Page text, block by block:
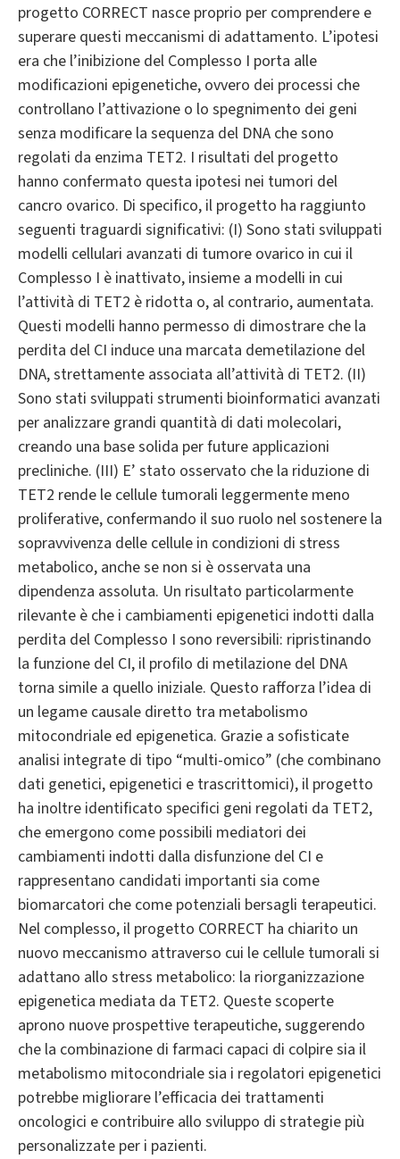
progetto CORRECT nasce proprio per comprendere e
superare questi meccanismi di adattamento. L’ipotesi
era che l’inibizione del Complesso I porta alle
modificazioni epigenetiche, ovvero dei processi che
controllano l’attivazione o lo spegnimento dei geni
senza modificare la sequenza del DNA che sono
regolati da enzima TET2. I risultati del progetto
hanno confermato questa ipotesi nei tumori del
cancro ovarico. Di specifico, il progetto ha raggiunto
seguenti traguardi significativi: (I) Sono stati sviluppati
modelli cellulari avanzati di tumore ovarico in cui il
Complesso I è inattivato, insieme a modelli in cui
l’attività di TET2 è ridotta o, al contrario, aumentata.
Questi modelli hanno permesso di dimostrare che la
perdita del CI induce una marcata demetilazione del
DNA, strettamente associata all’attività di TET2. (II)
Sono stati sviluppati strumenti bioinformatici avanzati
per analizzare grandi quantità di dati molecolari,
creando una base solida per future applicazioni
precliniche. (III) E’ stato osservato che la riduzione di
TET2 rende le cellule tumorali leggermente meno
proliferative, confermando il suo ruolo nel sostenere la
sopravvivenza delle cellule in condizioni di stress
metabolico, anche se non si è osservata una
dipendenza assoluta. Un risultato particolarmente
rilevante è che i cambiamenti epigenetici indotti dalla
perdita del Complesso I sono reversibili: ripristinando
la funzione del CI, il profilo di metilazione del DNA
torna simile a quello iniziale. Questo rafforza l’idea di
un legame causale diretto tra metabolismo
mitocondriale ed epigenetica. Grazie a sofisticate
analisi integrate di tipo “multi-omico” (che combinano
dati genetici, epigenetici e trascrittomici), il progetto
ha inoltre identificato specifici geni regolati da TET2,
che emergono come possibili mediatori dei
cambiamenti indotti dalla disfunzione del CI e
rappresentano candidati importanti sia come
biomarcatori che come potenziali bersagli terapeutici.
Nel complesso, il progetto CORRECT ha chiarito un
nuovo meccanismo attraverso cui le cellule tumorali si
adattano allo stress metabolico: la riorganizzazione
epigenetica mediata da TET2. Queste scoperte
aprono nuove prospettive terapeutiche, suggerendo
che la combinazione di farmaci capaci di colpire sia il
metabolismo mitocondriale sia i regolatori epigenetici
potrebbe migliorare l’efficacia dei trattamenti
oncologici e contribuire allo sviluppo di strategie più
personalizzate per i pazienti.